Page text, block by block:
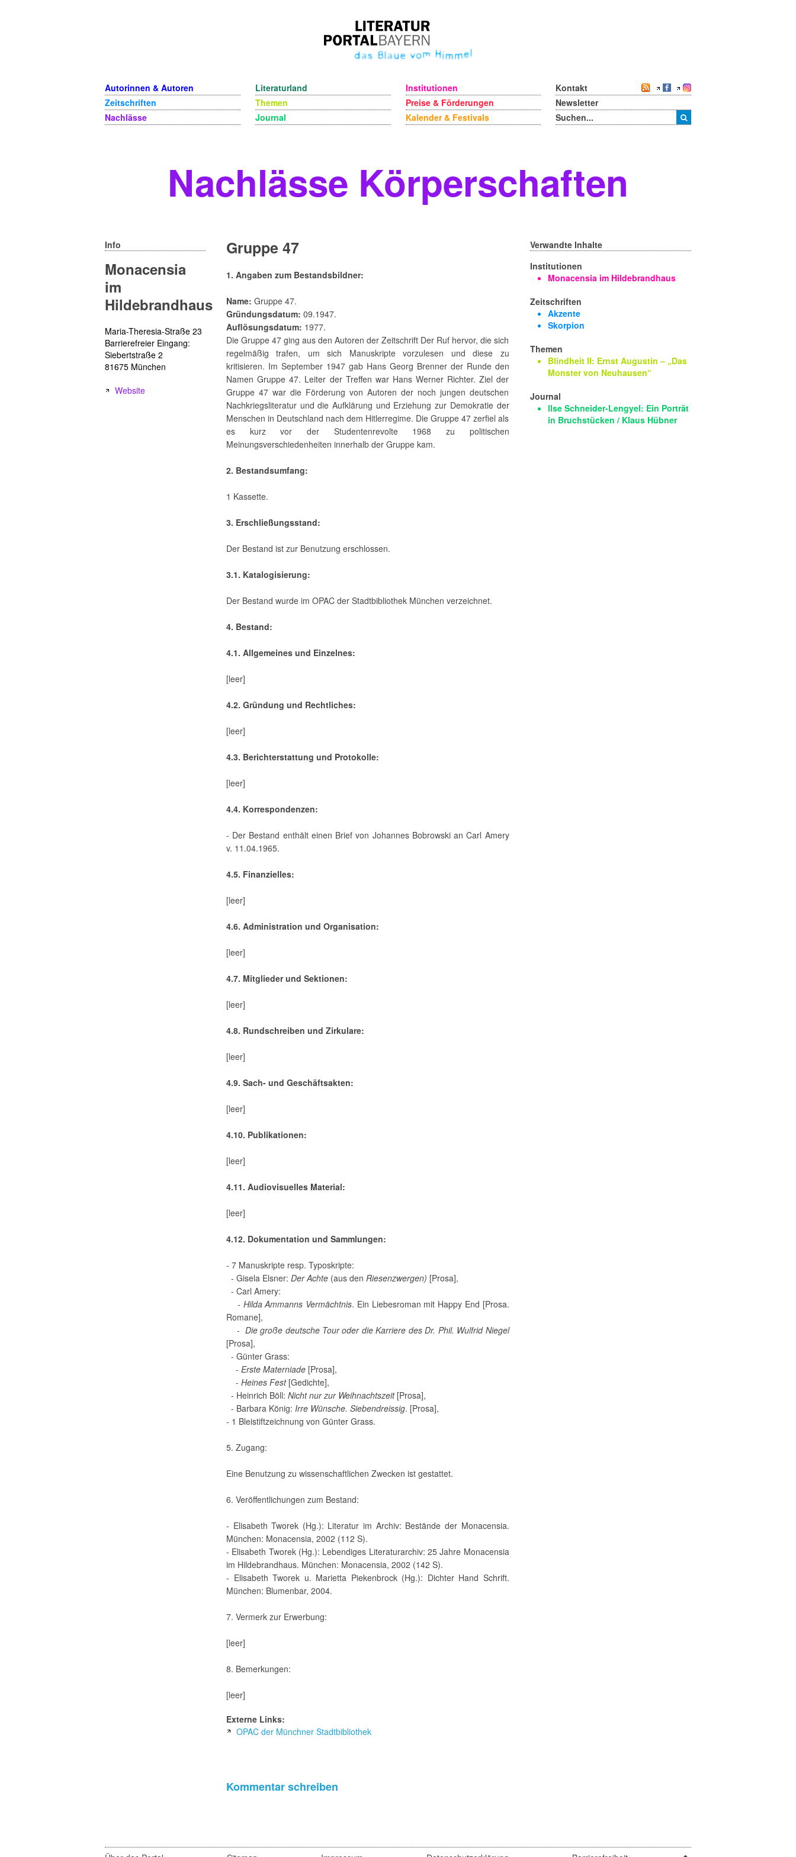
Autorinnen & Autoren
Zeitschriften
Nachlässe
Literaturland
Themen
Journal
Institutionen
Preise & Förderungen
Kalender & Festivals
Kontakt
Newsletter
Nachlässe Körperschaften
Info
Monacensia
im
Hildebrandhaus
Maria-Theresia-Straße 23
Barrierefreier Eingang:
Siebertstraße 2
81675 München
Website
Gruppe 47
1. Angaben zum Bestandsbildner:
Name: Gruppe 47.
Gründungsdatum: 09.1947.
Auflösungsdatum: 1977.
Die Gruppe 47 ging aus den Autoren der Zeitschrift Der Ruf hervor, die sich
regelmäßig trafen, um sich Manuskripte vorzulesen und diese zu
kritisieren. Im September 1947 gab Hans Georg Brenner der Runde den
Namen Gruppe 47. Leiter der Treffen war Hans Werner Richter. Ziel der
Gruppe 47 war die Förderung von Autoren der noch jungen deutschen
Nachkriegsliteratur und die Aufklärung und Erziehung zur Demokratie der
Menschen in Deutschland nach dem Hitlerregime. Die Gruppe 47 zerfiel als
es kurz vor der Studentenrevolte 1968 zu politischen
Meinungsverschiedenheiten innerhalb der Gruppe kam.
2. Bestandsumfang:
1 Kassette.
3. Erschließungsstand:
Der Bestand ist zur Benutzung erschlossen.
3.1. Katalogisierung:
Der Bestand wurde im OPAC der Stadtbibliothek München verzeichnet.
4. Bestand:
4.1. Allgemeines und Einzelnes:
[leer]
4.2. Gründung und Rechtliches:
[leer]
4.3. Berichterstattung und Protokolle:
[leer]
4.4. Korrespondenzen:
- Der Bestand enthält einen Brief von Johannes Bobrowski an Carl Amery
v. 11.04.1965.
4.5. Finanzielles:
[leer]
4.6. Administration und Organisation:
[leer]
4.7. Mitglieder und Sektionen:
[leer]
4.8. Rundschreiben und Zirkulare:
[leer]
4.9. Sach- und Geschäftsakten:
[leer]
4.10. Publikationen:
[leer]
4.11. Audiovisuelles Material:
[leer]
4.12. Dokumentation und Sammlungen:
- 7 Manuskripte resp. Typoskripte:
- Gisela Elsner: Der Achte (aus den Riesenzwergen) [Prosa],
- Carl Amery:
- Hilda Ammanns Vermächtnis. Ein Liebesroman mit Happy End [Prosa.
Romane],
- Die große deutsche Tour oder die Karriere des Dr. Phil. Wulfrid Niegel
[Prosa],
- Günter Grass:
- Erste Materniade [Prosa],
- Heines Fest[Gedichte],
- Heinrich Böll: Nicht nur zur Weihnachtszeit[Prosa],
- Barbara König: Irre Wünsche. Siebendreissig. [Prosa],
- 1 Bleistiftzeichnung von Günter Grass.
5. Zugang:
Eine Benutzung zu wissenschaftlichen Zwecken ist gestattet.
6. Veröffentlichungen zum Bestand:
- Elisabeth Tworek (Hg.): Literatur im Archiv: Bestände der Monacensia.
München: Monacensia, 2002 (112 S).
- Elisabeth Tworek (Hg.): Lebendiges Literaturarchiv: 25 Jahre Monacensia
im Hildebrandhaus. München: Monacensia, 2002 (142 S).
- Elisabeth Tworek u. Marietta Piekenbrock (Hg.): Dichter Hand Schrift.
München: Blumenbar, 2004.
7. Vermerk zur Erwerbung:
[leer]
8. Bemerkungen:
[leer]
Externe Links:
OPAC der Münchner Stadtbibliothek
Verwandte Inhalte
Institutionen
Monacensia im Hildebrandhaus
Zeitschriften
Akzente
Skorpion
Themen
Blindheit II: Ernst Augustin – „Das
Monster von Neuhausen“
Journal
llse Schneider-Lengyel: Ein Porträt
in Bruchstücken / Klaus Hübner
Kommentar schreiben